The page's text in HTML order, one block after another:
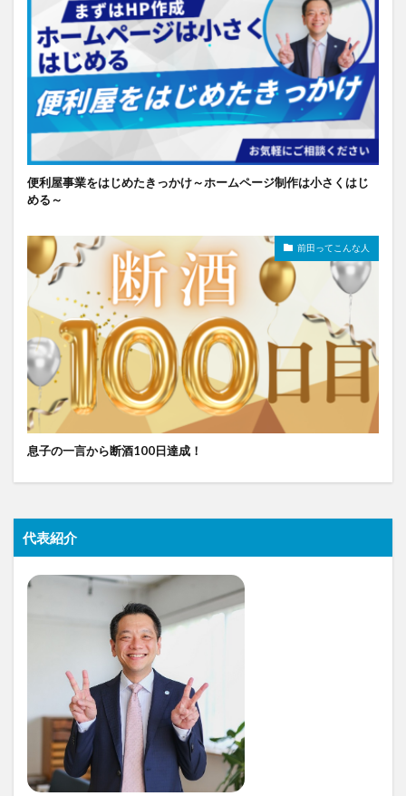
便利屋事業をはじめたきっかけ～ホームページ制作は小さくはじ
める～
前田ってこんな人
息子の一言から断酒100日達成！
代表紹介